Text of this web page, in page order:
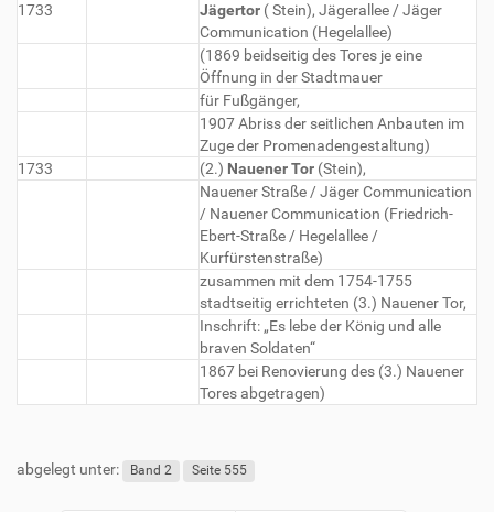
1733
Jägertor ( Stein), Jägerallee / Jäger
Communication (Hegelallee)
(1869 beidseitig des Tores je eine
Öffnung in der Stadtmauer
für Fußgänger,
1907 Abriss der seitlichen Anbauten im
Zuge der Promenadengestaltung)
1733
(2.) Nauener Tor (Stein),
Nauener Straße / Jäger Communication
/ Nauener Communication (Friedrich-
Ebert-Straße / Hegelallee /
Kurfürstenstraße)
zusammen mit dem 1754-1755
stadtseitig errichteten (3.) Nauener Tor,
Inschrift: „Es lebe der König und alle
braven Soldaten“
1867 bei Renovierung des (3.) Nauener
Tores abgetragen)
abgelegt unter: Band 2 Seite 555